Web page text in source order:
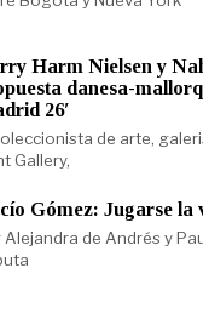
Harm Nielsen y
danesa-
26′
de arte,
Gallery,
Gómez: Jugarse la
Alejandra de Andrés y